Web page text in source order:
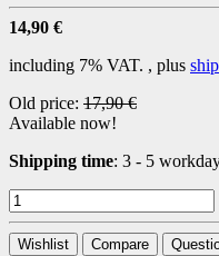
14,90 €
including 7% VAT. , plus
Old price: 17,90 €
Available now!
Shipping time: 3 - 5
Wishlist Compare